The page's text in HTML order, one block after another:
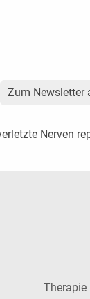
Zum Newsletter
Nerven
Therapie